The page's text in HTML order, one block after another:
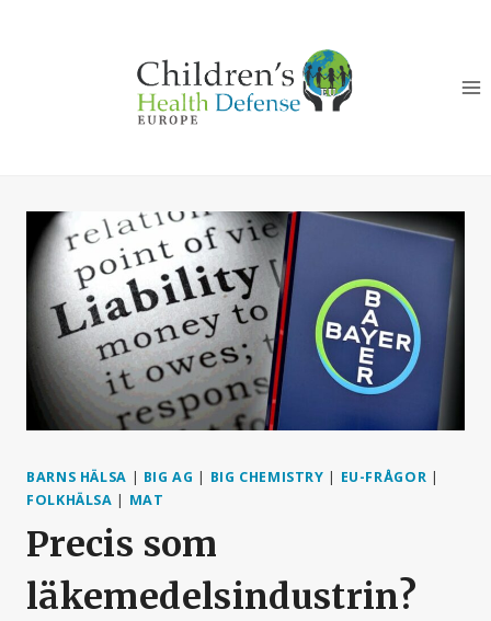
BARNS HÄLSA | BIG AG | BIG CHEMISTRY | EU-FRÅGOR |
FOLKHÄLSA | MAT
Precis som
läkemedelsindustrin?